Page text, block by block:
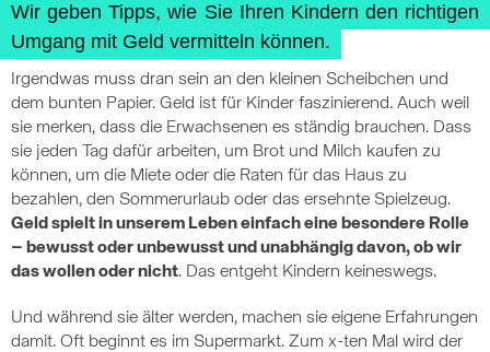
Wir geben Tipps, wie Sie Ihren Kindern den richtigen
Umgang mit Geld vermitteln können.
Irgendwas muss dran sein an den kleinen Scheibchen und
dem bunten Papier. Geld ist für Kinder faszinierend. Auch weil
sie merken, dass die Erwachsenen es ständig brauchen. Dass
sie jeden Tag dafür arbeiten, um Brot und Milch kaufen zu
können, um die Miete oder die Raten für das Haus zu
bezahlen, den Sommerurlaub oder das ersehnte Spielzeug.
Geld spielt in unserem Leben einfach eine besondere Rolle
– bewusst oder unbewusst und unabhängig davon, ob wir
das wollen oder nicht. Das entgeht Kindern keineswegs.
Und während sie älter werden, machen sie eigene Erfahrungen
damit. Oft beginnt es im Supermarkt. Zum x-ten Mal wird der